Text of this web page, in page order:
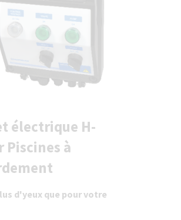
électrique H-
Piscines à
d'yeux que pour votre